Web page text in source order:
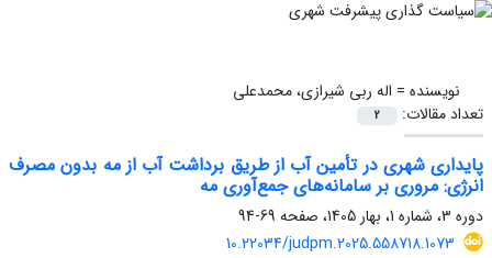
نویسنده = اله ربی شیرازی، محمدعلی
تعداد مقالات:
2
پایداری شهری در تأمین آب از طریق برداشت آب از مه بدون مصرف
انرژی: مروری بر سامانه‌های جمع‌آوری مه
دوره 3، شماره 1، بهار 1405، صفحه
69-94
10.22034/judpm.2025.558718.1073